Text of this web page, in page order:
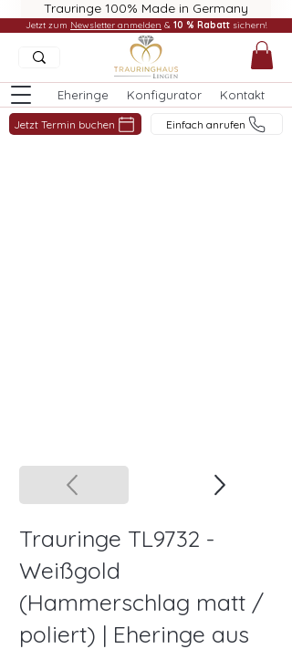
Trauringe 100% Made in Germany
Eheringe Konfigurator Kontakt
Jetzt Termin buchen Einfach anrufen
Jetzt zum Newsletter anmelden & 10 % Rabatt sichern!
Trauringe TL9732 -
Weißgold
(Hammerschlag matt /
poliert) | Eheringe aus